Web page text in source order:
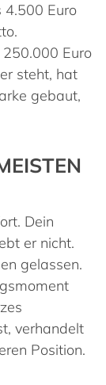
4.500 Euro
250.000 Euro
steht, hat
gebaut,
Dein
er nicht.
gelassen.
verhandelt
Position.